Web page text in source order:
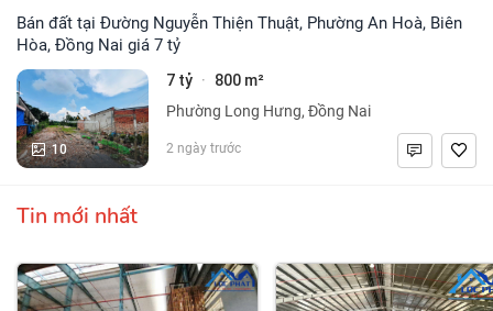
Bán đất tại Đường Nguyễn Thiện Thuật, Phường An Hoà, Biên
Hòa, Đồng Nai giá 7 tỷ
10
7 tỷ · 800 m²
Phường Long Hưng, Đồng Nai
2 ngày trước
Tin mới nhất